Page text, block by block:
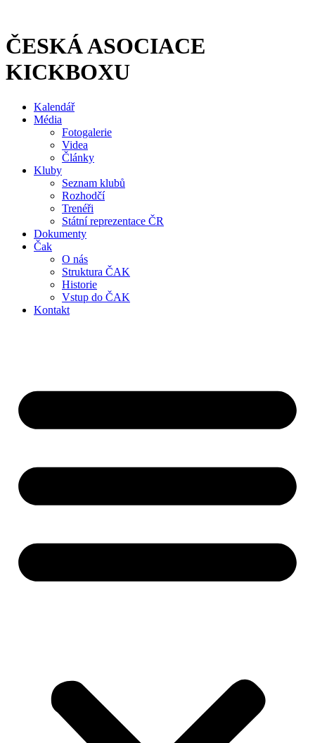
obsahu
ČESKÁ ASOCIACE
KICKBOXU
Kalendář
Média
Fotogalerie
Videa
Články
Kluby
Seznam klubů
Rozhodčí
Trenéři
Státní reprezentace ČR
Dokumenty
Čak
O nás
Struktura ČAK
Historie
Vstup do ČAK
Kontakt